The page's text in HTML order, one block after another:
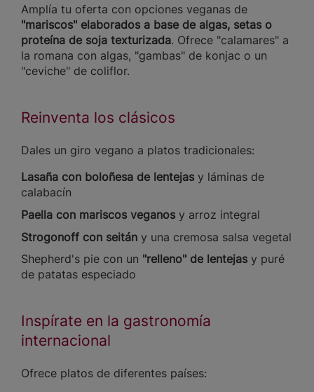
Amplía tu oferta con opciones veganas de
"mariscos" elaborados a base de algas, setas o
proteína de soja texturizada. Ofrece "calamares" a
la romana con algas, "gambas" de konjac o un
"ceviche" de coliflor.
Reinventa los clásicos
Dales un giro vegano a platos tradicionales:
Lasaña con boloñesa de lentejas y láminas de
calabacín
Paella con mariscos veganos y arroz integral
Strogonoff con seitán y una cremosa salsa vegetal
Shepherd's pie con un "relleno" de lentejas y puré
de patatas especiado
Inspírate en la gastronomía
internacional
Ofrece platos de diferentes países: